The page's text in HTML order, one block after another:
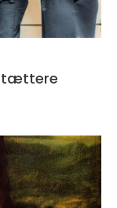
tættere